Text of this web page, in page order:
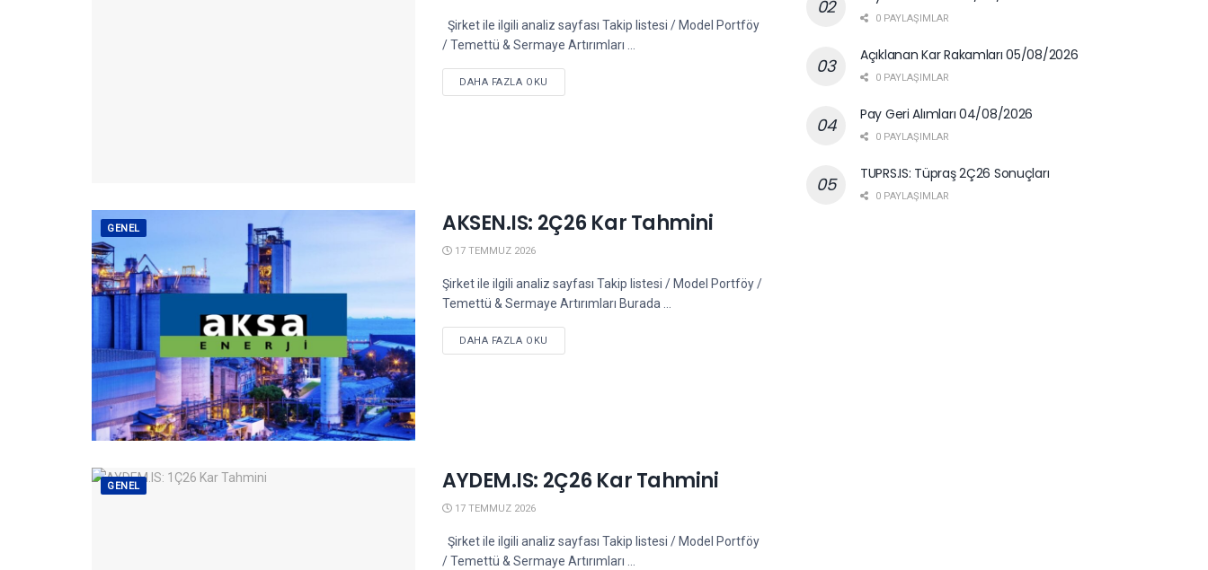
Şirket ile ilgili analiz sayfası Takip listesi / Model Portföy
/ Temettü & Sermaye Artırımları ...
DAHA FAZLA OKU
GENEL AKSEN.IS: 2Ç26 Kar Tahmini
17 TEMMUZ 2026
Şirket ile ilgili analiz sayfası Takip listesi / Model Portföy /
Temettü & Sermaye Artırımları Burada ...
DAHA FAZLA OKU
GENEL AYDEM.IS: 2Ç26 Kar Tahmini
17 TEMMUZ 2026
Şirket ile ilgili analiz sayfası Takip listesi / Model Portföy
/ Temettü & Sermaye Artırımları ...
0 PAYLAŞIMLAR
Açıklanan Kar Rakamları 05/08/2026
0 PAYLAŞIMLAR
Pay Geri Alımları 04/08/2026
0 PAYLAŞIMLAR
TUPRS.IS: Tüpraş 2Ç26 Sonuçları
0 PAYLAŞIMLAR